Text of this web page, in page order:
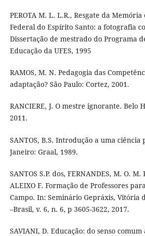
PEROTA M. L. L.R., Resgate da
Federal do Espírito Santo: a fotografia
Dissertação de mestrado do Programa
Educação da UFES, 1995
RAMOS, M. N. Pedagogia das
adaptação? São Paulo: Cortez, 2001.
RANCIERE, J. O mestre ignorante. Belo
2011.
SANTOS, B.S. Introdução a uma ciência
Janeiro: Graal, 1989.
SANTOS S.P. dos, FERNANDES, M. O. M.
ALEIXO F. Formação de Professores
Campo. In: Seminário Gepráxis, Vitória
–Brasil, v. 6, n. 6, p 3605-3622, 2017.
SAVIANI, D. Educação: do senso comum